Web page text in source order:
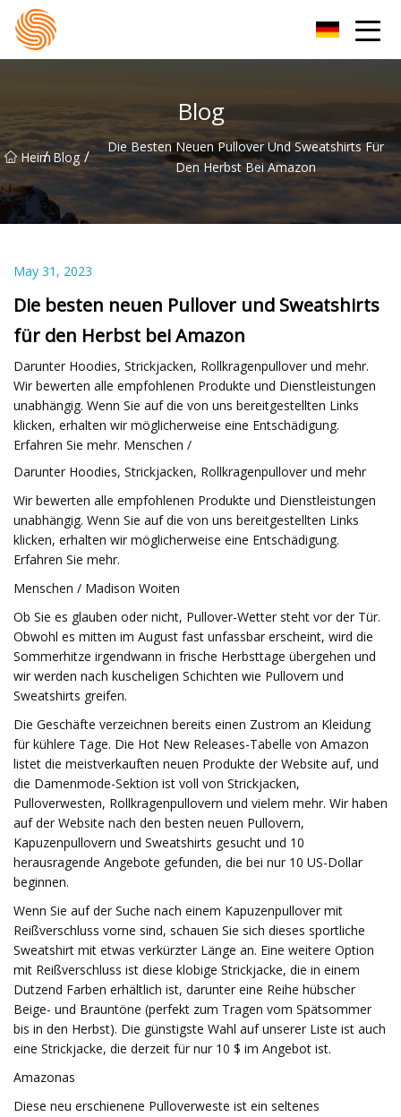
Blog
Heim
/ Blog /
Die Besten Neuen Pullover Und Sweatshirts Für
Den Herbst Bei Amazon
May 31, 2023
Die besten neuen Pullover und Sweatshirts
für den Herbst bei Amazon
Darunter Hoodies, Strickjacken, Rollkragenpullover und mehr.
Wir bewerten alle empfohlenen Produkte und Dienstleistungen
unabhängig. Wenn Sie auf die von uns bereitgestellten Links
klicken, erhalten wir möglicherweise eine Entschädigung.
Erfahren Sie mehr. Menschen /
Darunter Hoodies, Strickjacken, Rollkragenpullover und mehr
Wir bewerten alle empfohlenen Produkte und Dienstleistungen
unabhängig. Wenn Sie auf die von uns bereitgestellten Links
klicken, erhalten wir möglicherweise eine Entschädigung.
Erfahren Sie mehr.
Menschen / Madison Woiten
Ob Sie es glauben oder nicht, Pullover-Wetter steht vor der Tür.
Obwohl es mitten im August fast unfassbar erscheint, wird die
Sommerhitze irgendwann in frische Herbsttage übergehen und
wir werden nach kuscheligen Schichten wie Pullovern und
Sweatshirts greifen.
Die Geschäfte verzeichnen bereits einen Zustrom an Kleidung
für kühlere Tage. Die Hot New Releases-Tabelle von Amazon
listet die meistverkauften neuen Produkte der Website auf, und
die Damenmode-Sektion ist voll von Strickjacken,
Pulloverwesten, Rollkragenpullovern und vielem mehr. Wir haben
auf der Website nach den besten neuen Pullovern,
Kapuzenpullovern und Sweatshirts gesucht und 10
herausragende Angebote gefunden, die bei nur 10 US-Dollar
beginnen.
Wenn Sie auf der Suche nach einem Kapuzenpullover mit
Reißverschluss vorne sind, schauen Sie sich dieses sportliche
Sweatshirt mit etwas verkürzter Länge an. Eine weitere Option
mit Reißverschluss ist diese klobige Strickjacke, die in einem
Dutzend Farben erhältlich ist, darunter eine Reihe hübscher
Beige- und Brauntöne (perfekt zum Tragen vom Spätsommer
bis in den Herbst). Die günstigste Wahl auf unserer Liste ist auch
eine Strickjacke, die derzeit für nur 10 $ im Angebot ist.
Amazonas
Diese neu erschienene Pulloverweste ist ein seltenes